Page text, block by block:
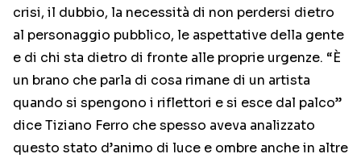
crisi, il dubbio, la necessità di non perdersi dietro
al personaggio pubblico, le aspettative della gente
e di chi sta dietro di fronte alle proprie urgenze. “È
un brano che parla di cosa rimane di un artista
quando si spengono i riflettori e si esce dal palco”
dice Tiziano Ferro che spesso aveva analizzato
questo stato d’animo di luce e ombre anche in altre